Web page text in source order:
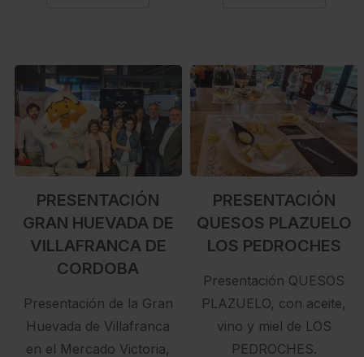
PRESENTACIÓN
GRAN HUEVADA DE
VILLAFRANCA DE
CORDOBA
Presentación de la Gran
Huevada de Villafranca
en el Mercado Victoria,
PRESENTACIÓN
QUESOS PLAZUELO
LOS PEDROCHES
Presentación QUESOS
PLAZUELO, con aceite,
vino y miel de LOS
PEDROCHES.